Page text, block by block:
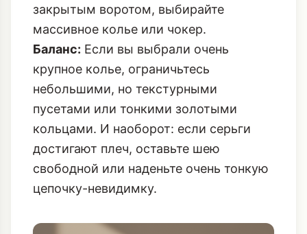
закрытым воротом, выбирайте
массивное колье или чокер.
Баланс: Если вы выбрали очень
крупное колье, ограничьтесь
небольшими, но текстурными
пусетами или тонкими золотыми
кольцами. И наоборот: если серьги
достигают плеч, оставьте шею
свободной или наденьте очень тонкую
цепочку-невидимку.